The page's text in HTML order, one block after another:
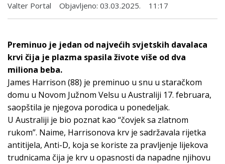
Valter Portal Objavljeno: 03.03.2025. 11:17
Preminuo je jedan od najvećih svjetskih davalaca
krvi čija je plazma spasila živote više od dva
miliona beba.
James Harrison (88) je preminuo u snu u staračkom
domu u Novom Južnom Velsu u Australiji 17. februara,
saopštila je njegova porodica u ponedeljak.
U Australiji je bio poznat kao “čovjek sa zlatnom
rukom”. Naime, Harrisonova krv je sadržavala rijetka
antitijela, Anti-D, koja se koriste za pravljenje lijekova
trudnicama čija je krv u opasnosti da napadne njihovu